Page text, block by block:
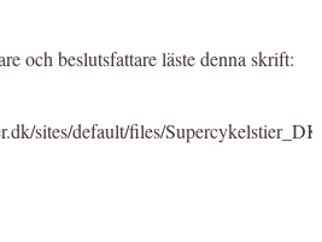
och beslutsfattare läste denna skrift:
sites/default/files/